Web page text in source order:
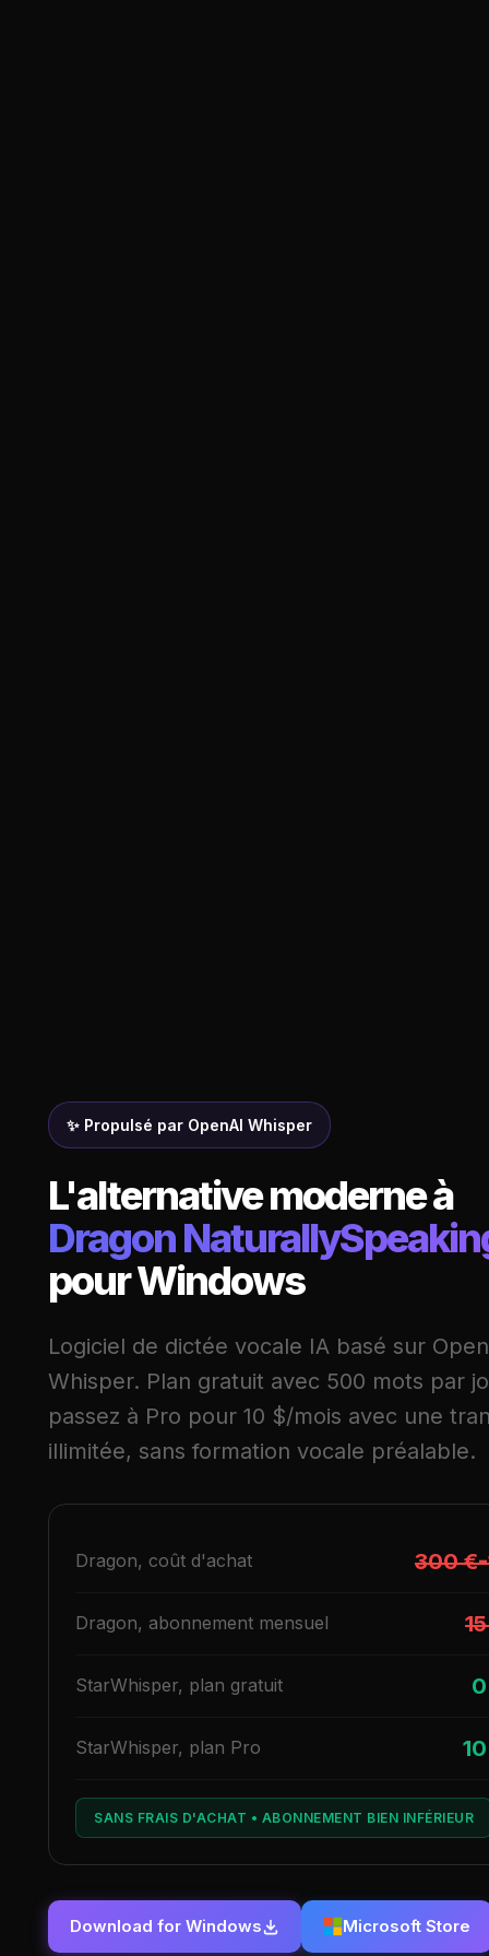
✨ Propulsé par OpenAI Whisper
L'alternative moderne à
Dragon
pour Windows
Logiciel de dictée vocale IA basé sur
Whisper. Plan gratuit avec 500 mots par
passez à Pro pour 10 $/mois avec une
illimitée, sans formation vocale préalable.
Dragon, coût d'achat 300
Dragon, abonnement mensuel
StarWhisper, plan gratuit
StarWhisper, plan Pro
SANS FRAIS D'ACHAT • ABONNEMENT BIEN INFÉRIEUR
Download for Windows Microsoft Store